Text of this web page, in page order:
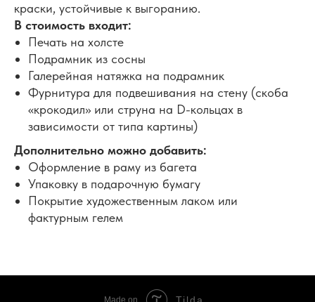
краски, устойчивые к выгоранию.
В стоимость входит:
Печать на холсте
Подрамник из сосны
Галерейная натяжка на подрамник
Фурнитура для подвешивания на стену (скоба
«крокодил» или струна на D-кольцах в
зависимости от типа картины)
Дополнительно можно добавить:
Оформление в раму из багета
Упаковку в подарочную бумагу
Покрытие художественным лаком или
фактурным гелем